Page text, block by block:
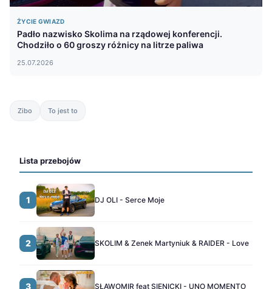
ŻYCIE GWIAZD
Padło nazwisko Skolima na rządowej konferencji.
Chodziło o 60 groszy różnicy na litrze paliwa
25.07.2026
Zibo To jest to
Lista przebojów
1 DJ OLI - Serce Moje
2 SKOLIM & Zenek Martyniuk & RAIDER - Love
3 SŁAWOMIR feat SIENICKI - UNO MOMENTO